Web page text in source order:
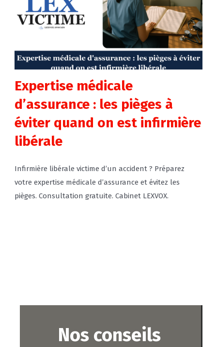
Expertise médicale
d’assurance : les pièges à
éviter quand on est infirmière
libérale
Infirmière libérale victime d’un accident ? Préparez
votre expertise médicale d’assurance et évitez les
pièges. Consultation gratuite. Cabinet LEXVOX.
Nos conseils